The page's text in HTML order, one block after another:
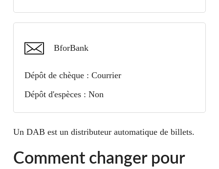
BforBank
Dépôt de chèque : Courrier
Dépôt d'espèces : Non
Un DAB est un distributeur automatique de billets.
Comment changer pour